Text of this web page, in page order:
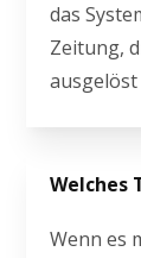
das
Zeitung,
ausgelöst
Welches
Wenn es